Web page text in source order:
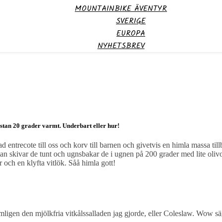
MOUNTAINBIKE ÄVENTYR
SVERIGE
EUROPA
NYHETSBREV
20 grader varmt. Underbart eller hur!
entrecote till oss och korv till barnen och givetvis en himla massa
skivar de tunt och ugnsbakar de i ugnen på 200 grader med lite
och en klyfta vitlök. Såå himla gott!
den mjölkfria vitkålssalladen jag gjorde, eller Coleslaw. Wow